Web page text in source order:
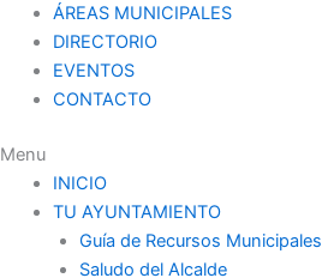
ÁREAS MUNICIPALES
DIRECTORIO
EVENTOS
CONTACTO
Menu
INICIO
TU AYUNTAMIENTO
Guía de Recursos Municipales
Saludo del Alcalde